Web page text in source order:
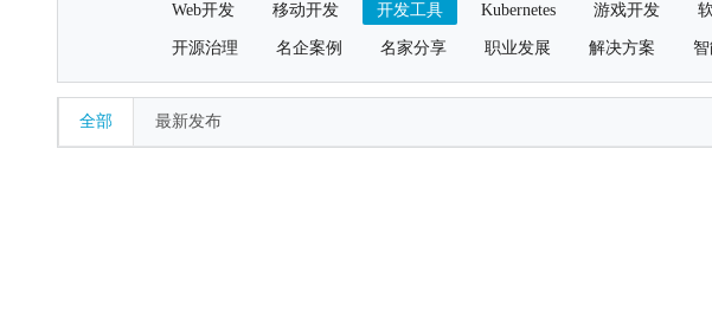
Web开发 移动开发 开发工具 Kubernetes 游戏开发
开源治理 名企案例 名家分享 职业发展 解决方案
全部 最新发布